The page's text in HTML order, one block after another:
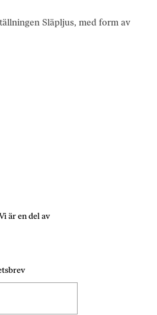
Släpljus, med form av
Vi är en del av